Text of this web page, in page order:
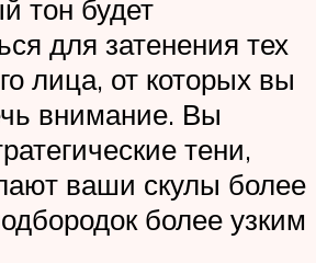
тон будет
для затенения тех
лица, от которых вы
внимание. Вы
тени,
ваши скулы более
более узким